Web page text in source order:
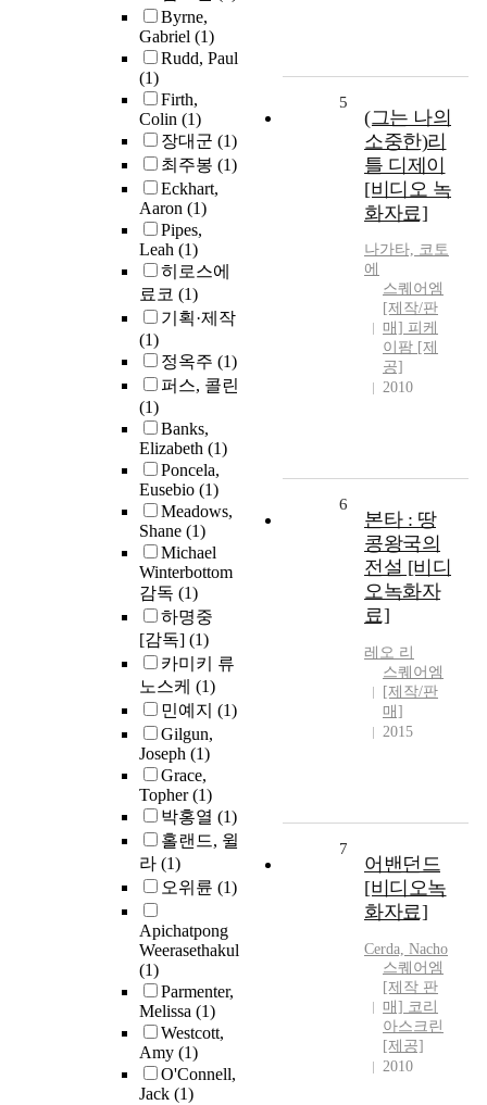
Byrne,
Gabriel (1)
Rudd, Paul
(1)
Firth,
Colin (1)
장대군 (1)
최주봉 (1)
Eckhart,
Aaron (1)
Pipes,
Leah (1)
히로스에
료코 (1)
기획·제작
(1)
정옥주 (1)
퍼스, 콜린
(1)
Banks,
Elizabeth (1)
Poncela,
Eusebio (1)
Meadows,
Shane (1)
Michael
Winterbottom
감독 (1)
하명중
[감독] (1)
카미키 류
노스케 (1)
민예지 (1)
Gilgun,
Joseph (1)
Grace,
Topher(1)
박홍열 (1)
홀랜드, 윌
라 (1)
오위륜 (1)
Apichatpong
Weerasethakul
(1)
Parmenter,
Melissa (1)
Westcott,
Amy (1)
O'Connell,
Jack (1)
5
(그는 나의
소중한)리
틀 디제이
[비디오 녹
화자료]
나가타, 코토
에
스퀘어엠
[제작/판
매] 피케
이팜 [제
공]
2010
6
본타 : 땅
콩왕국의
전설 [비디
오녹화자
료]
레오 리
스퀘어엠
[제작/판
매]
2015
7
어밴던드
[비디오녹
화자료]
Cerda, Nacho
스퀘어엠
[제작 판
매] 코리
아스크린
[제공]
2010